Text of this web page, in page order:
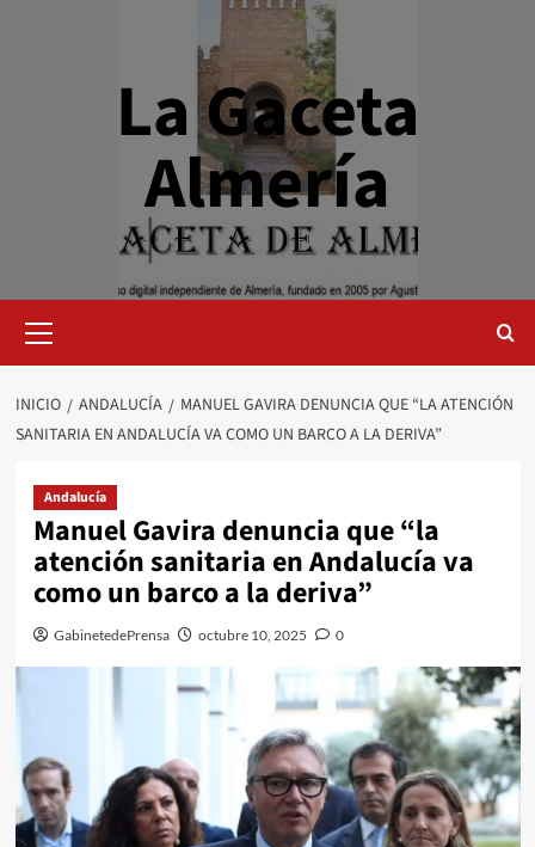
La Gaceta
Almería
primario
INICIO ANDALUCÍA
MANUEL GAVIRA DENUNCIA QUE “LA ATENCIÓN
SANITARIA EN ANDALUCÍA VA COMO UN BARCO A LA DERIVA”
Andalucía
Manuel Gavira denuncia que “la
atención sanitaria en Andalucía va
como un barco a la deriva”
GabinetedePrensa octubre 10, 2025 0